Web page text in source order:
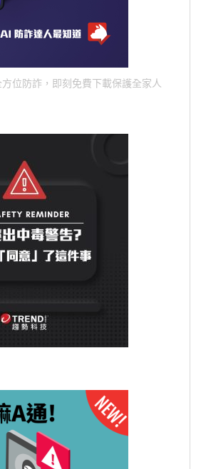
位防詐，即刻免費下載保護全家人